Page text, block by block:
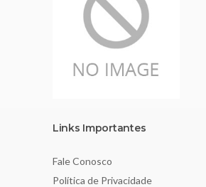
Links Importantes
Fale Conosco
Política de Privacidade